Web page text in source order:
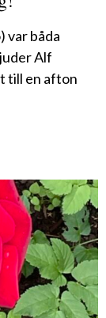
var båda
Alf
till en afton